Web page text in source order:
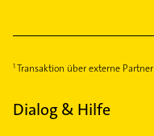
Transaktion über externe Partner
Dialog & Hilfe